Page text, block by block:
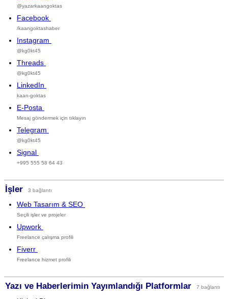
@yazarkaangoktas
Facebook
/kaangoktashaber
Instagram
@kg0kt45
Threads
@kg0kt45
LinkedIn
kaan-goktas
E-Posta
Mesaj göndermek için tıklayın
Telegram
@kg0kt45
Signal
+995 555 58 64 43
İşler 3 bağlantı
Web Tasarım & SEO
Seçili işler ve projeler
Upwork
Freelance çalışma profili
Fiverr
Freelance hizmet profili
Yazı ve Haberlerimin Yayımlandığı Platformlar 7 bağlantı